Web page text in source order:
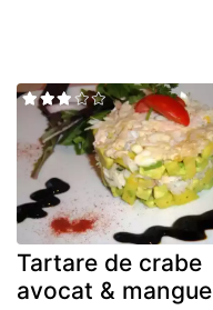
Tartare de crabe
avocat & mangue